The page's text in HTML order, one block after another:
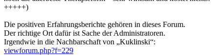
+++++)
Die positiven Erfahrungsberichte gehören in dieses Forum.
Der richtige Ort dafür ist Sache der Administratoren.
Irgendwie in die Nachbarschaft von „Kuklinski“:
viewforum.php?f=229